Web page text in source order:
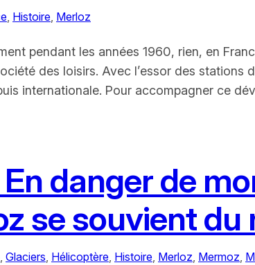
, Histoire, Merloz
pendant les années 1960, rien, en
des loisirs. Avec l’essor des stations
internationale. Pour accompagner ce
danger de
se souvient
, Glaciers, Hélicoptère, Histoire, Merloz, Mermoz,